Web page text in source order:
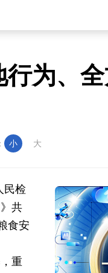
为、
小 大
民检
共
食安
重